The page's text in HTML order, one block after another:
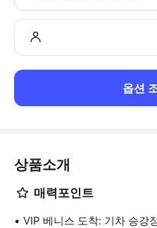
옵션
상품소개
매력포인트
VIP 베니스 도착: 기차 승강